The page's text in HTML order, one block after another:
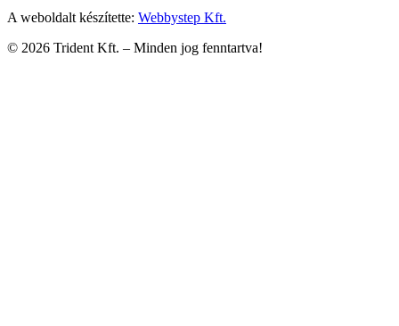
A weboldalt készítette: Webbystep Kft.
© 2026 Trident Kft. – Minden jog fenntartva!